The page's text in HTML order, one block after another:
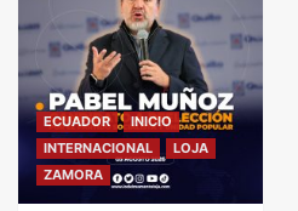
ECUADOR
INICIO
INTERNACIONAL
LOJA
ZAMORA